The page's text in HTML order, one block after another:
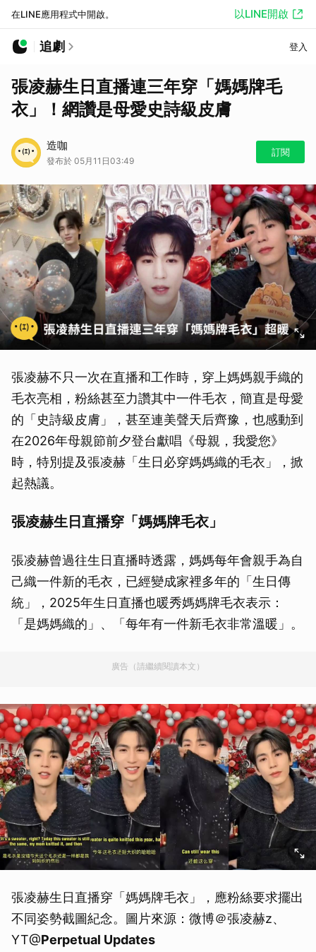
在LINE應用程式中開啟。 以LINE開啟
追劇 登入
張凌赫生日直播連三年穿「媽媽牌毛
衣」！網讚是母愛史詩級皮膚
造咖
發布於 05月11日03:49
訂閱
張凌赫不只一次在直播和工作時，穿上媽媽親手織的
毛衣亮相，粉絲甚至力讚其中一件毛衣，簡直是母愛
的「史詩級皮膚」，甚至連美聲天后齊豫，也感動到
在2026年母親節前夕登台獻唱《母親，我愛您》
時，特別提及張凌赫「生日必穿媽媽織的毛衣」，掀
起熱議。
張凌赫生日直播穿「媽媽牌毛衣」
張凌赫曾過往生日直播時透露，媽媽每年會親手為自
己織一件新的毛衣，已經變成家裡多年的「生日傳
統」，2025年生日直播也暖秀媽媽牌毛衣表示：
「是媽媽織的」、「每年有一件新毛衣非常溫暖」。
廣告（請繼續閱讀本文）
張凌赫生日直播穿「媽媽牌毛衣」，應粉絲要求擺出
不同姿勢截圖紀念。圖片來源：微博＠張凌赫z、
YT@Perpetual Updates